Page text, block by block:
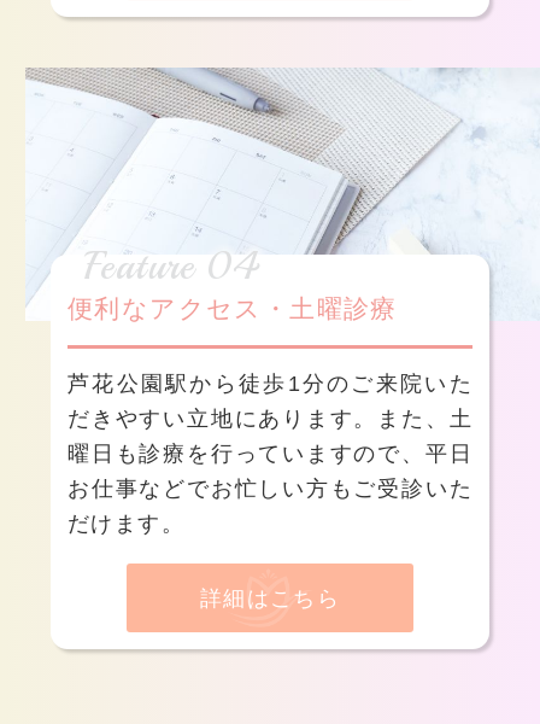
Feature 04
便利なアクセス・土曜診療
芦花公園駅から徒歩1分のご来院いた
だきやすい立地にあります。また、土
曜日も診療を行っていますので、平日
お仕事などでお忙しい方もご受診いた
だけます。
詳細はこちら